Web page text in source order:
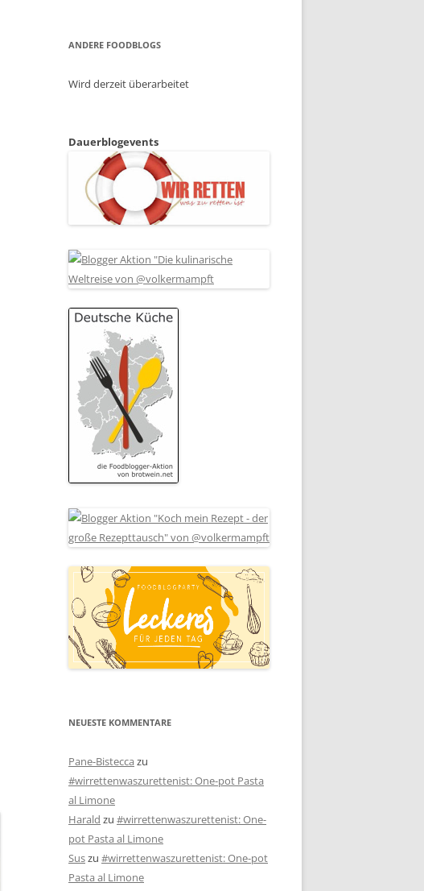
ANDERE FOODBLOGS
Wird derzeit überarbeitet
Dauerblogevents
NEUESTE KOMMENTARE
Pane-Bistecca zu
#wirrettenwaszurettenist: One-pot Pasta
al Limone
Harald zu #wirrettenwaszurettenist: One-
pot Pasta al Limone
Suszu #wirrettenwaszurettenist: One-pot
Pasta al Limone